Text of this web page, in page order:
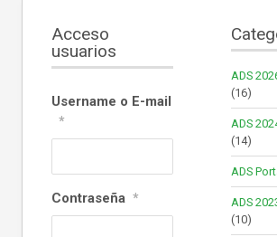
Acceso
usuarios
Username o E-mail
*
Contraseña *
ADS
(16)
ADS
(14)
ADS
ADS
(10)